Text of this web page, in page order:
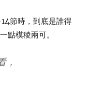
節時，到底是誰得
點模稜兩可。
，